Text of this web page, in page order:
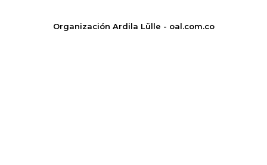
Organización Ardila Lülle - oal.com.co